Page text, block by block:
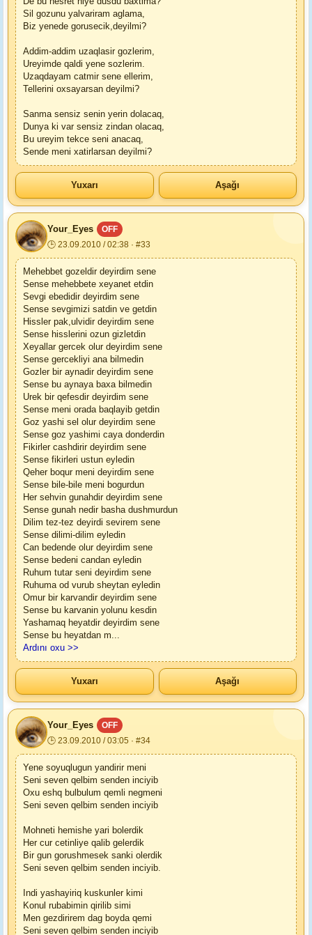
Sil gozunu yalvariram aglama,
Biz yenede gorusecik,deyilmi?
Addim-addim uzaqlasir gozlerim,
Ureyimde qaldi yene sozlerim.
Uzaqdayam catmir sene ellerim,
Tellerini oxsayarsan deyilmi?
Sanma sensiz senin yerin dolacaq,
Dunya ki var sensiz zindan olacaq,
Bu ureyim tekce seni anacaq,
Sende meni xatirlarsan deyilmi?
Yuxarı Aşağı
Your_Eyes
OFF
🕒 23.09.2010 / 02:38 · #33
Mehebbet gozeldir deyirdim sene
Sense mehebbete xeyanet etdin
Sevgi ebedidir deyirdim sene
Sense sevgimizi satdin ve getdin
Hissler pak,ulvidir deyirdim sene
Sense hisslerini ozun gizletdin
Xeyallar gercek olur deyirdim sene
Sense gercekliyi ana bilmedin
Gozler bir aynadir deyirdim sene
Sense bu aynaya baxa bilmedin
Urek bir qefesdir deyirdim sene
Sense meni orada baqlayib getdin
Goz yashi sel olur deyirdim sene
Sense goz yashimi caya donderdin
Fikirler cashdirir deyirdim sene
Sense fikirleri ustun eyledin
Qeher boqur meni deyirdim sene
Sense bile-bile meni bogurdun
Her sehvin gunahdir deyirdim sene
Sense gunah nedir basha dushmurdun
Dilim tez-tez deyirdi sevirem sene
Sense dilimi-dilim eyledin
Can bedende olur deyirdim sene
Sense bedeni candan eyledin
Ruhum tutar seni deyirdim sene
Ruhuma od vurub sheytan eyledin
Omur bir karvandir deyirdim sene
Sense bu karvanin yolunu kesdin
Yashamaq heyatdir deyirdim sene
Sense bu heyatdan m...
Ardını oxu >>
Yuxarı Aşağı
Your_Eyes
OFF
🕒 23.09.2010 / 03:05 · #34
Yene soyuqlugun yandirir meni
Seni seven qelbim senden inciyib
Oxu eshq bulbulum qemli negmeni
Seni seven qelbim senden inciyib
Mohneti hemishe yari bolerdik
Her cur cetinliye qalib gelerdik
Bir gun gorushmesek sanki olerdik
Seni seven qelbim senden inciyib.
Indi yashayiriq kuskunler kimi
Konul rubabimin qirilib simi
Men gezdirirem dag boyda qemi
Seni seven qelbim senden inciyib